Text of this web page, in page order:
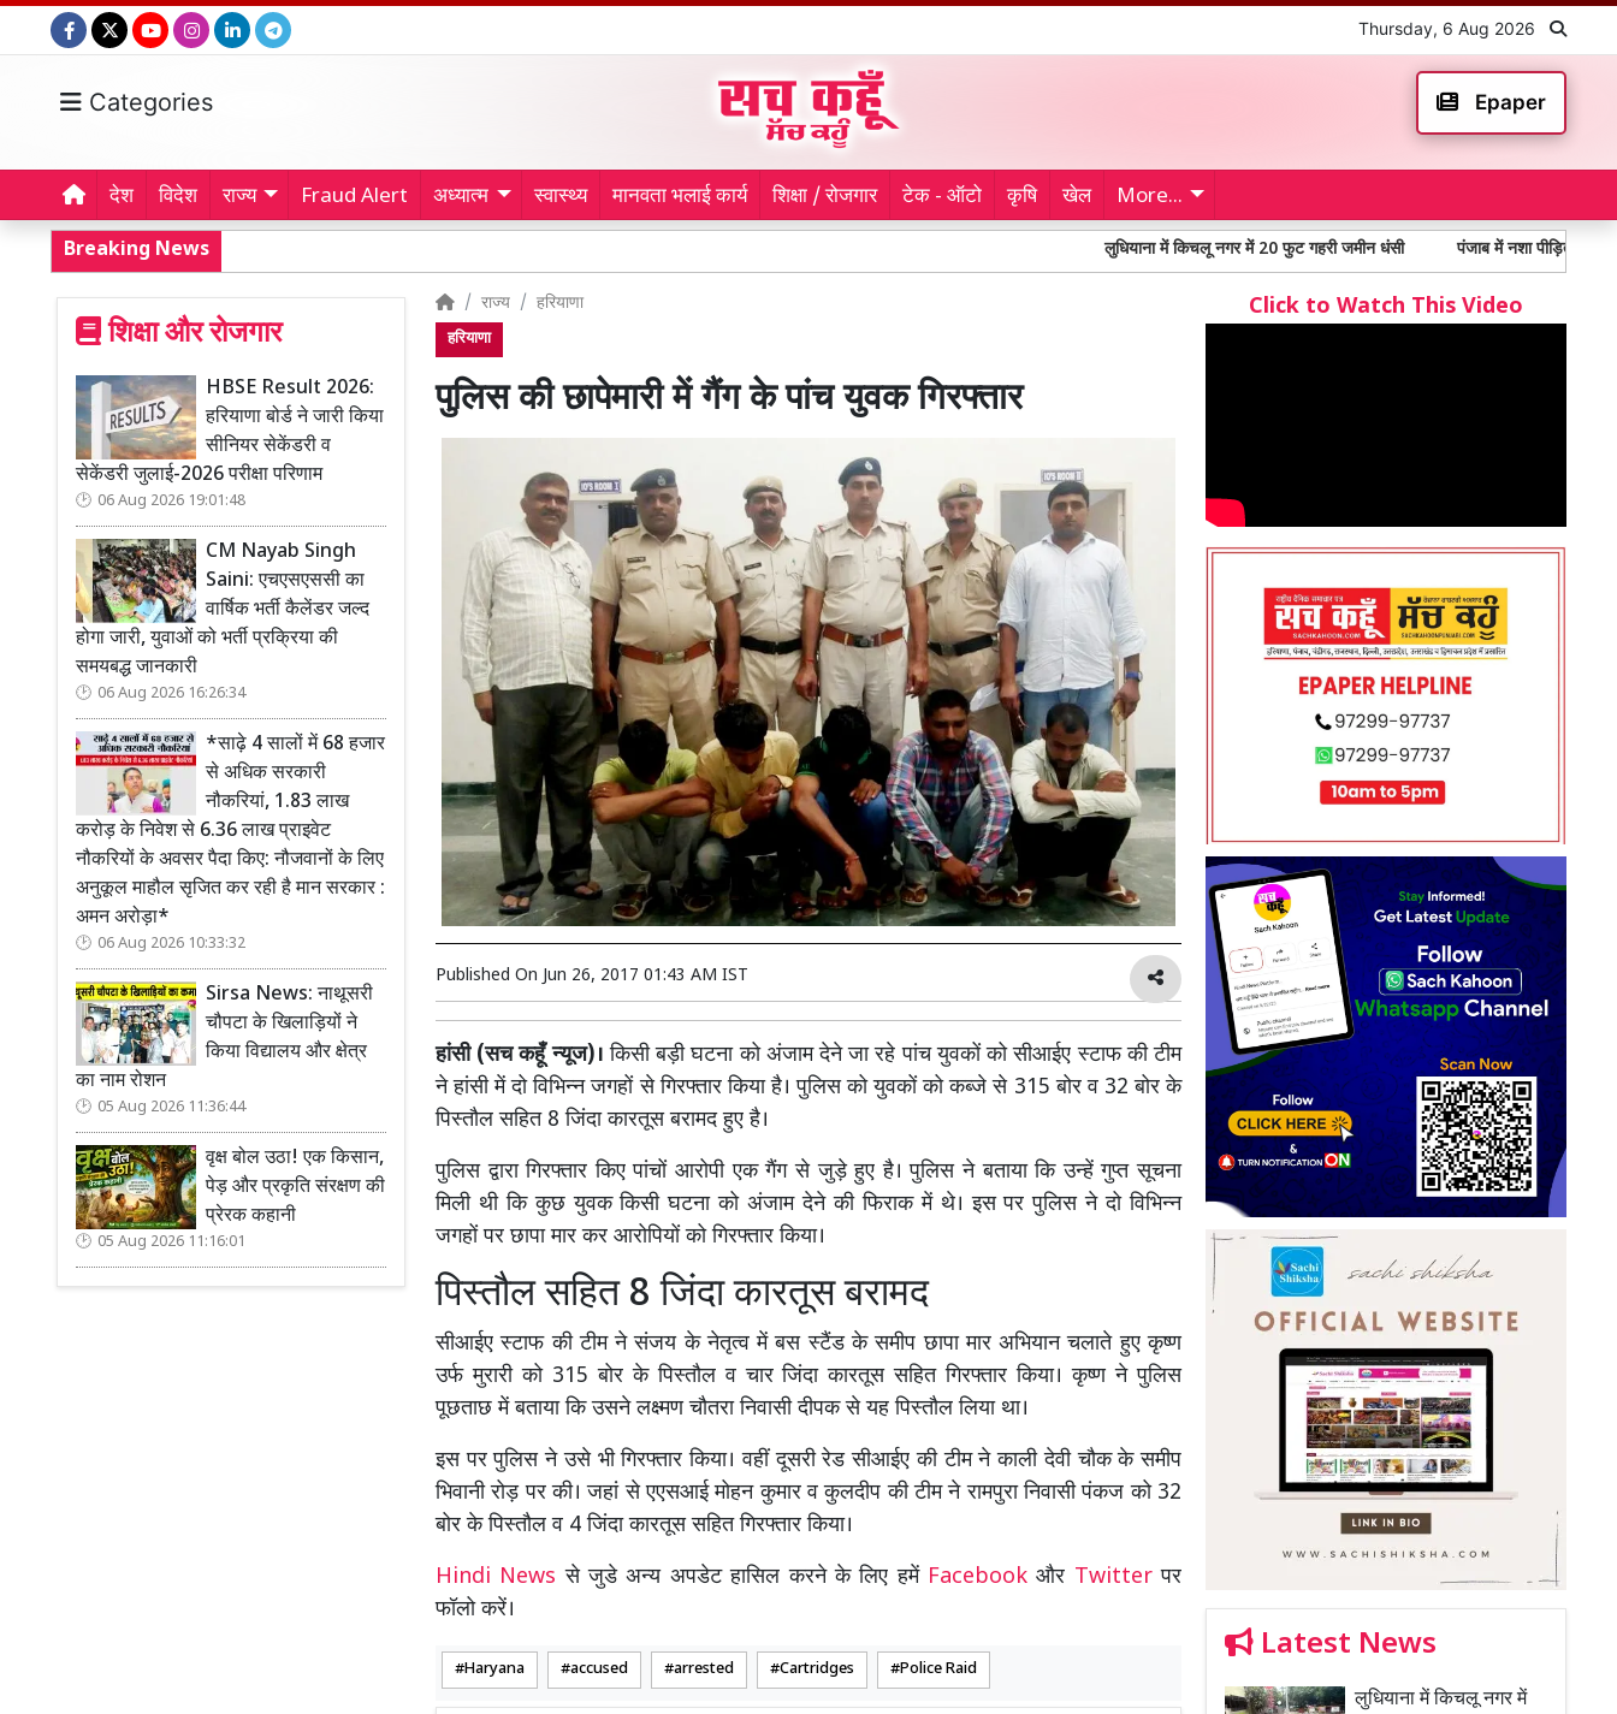
Thursday, 6 Aug 2026
Categories Epaper
देश विदेश राज्य Fraud Alert अध्यात्म स्वास्थ्य मानवता भलाई कार्य शिक्षा / रोजगार टेक - ऑटो कृषि खेल More...
Breaking News लुधियाना में किचलू नगर में 20 फुट गहरी जमीन धंसी पंजाब में नशा पीड़ितों में 65% से अधिक
शिक्षा और रोजगार
HBSE Result 2026:
हरियाणा बोर्ड ने जारी किया
सीनियर सेकेंडरी व
सेकेंडरी जुलाई-2026 परीक्षा परिणाम
06 Aug 2026 19:01:48
CM Nayab Singh
Saini: एचएसएससी का
वार्षिक भर्ती कैलेंडर जल्द
होगा जारी, युवाओं को भर्ती प्रक्रिया की
समयबद्ध जानकारी
06 Aug 2026 16:26:34
*साढ़े 4 सालों में 68 हजार
से अधिक सरकारी
नौकरियां, 1.83 लाख
करोड़ के निवेश से 6.36 लाख प्राइवेट
नौकरियों के अवसर पैदा किए: नौजवानों के लिए
अनुकूल माहौल सृजित कर रही है मान सरकार :
अमन अरोड़ा*
06 Aug 2026 10:33:32
Sirsa News: नाथूसरी
चौपटा के खिलाड़ियों ने
किया विद्यालय और क्षेत्र
का नाम रोशन
05 Aug 2026 11:36:44
वृक्ष बोल उठा! एक किसान,
पेड़ और प्रकृति संरक्षण की
प्रेरक कहानी
05 Aug 2026 11:16:01
राज्य हरियाणा
हरियाणा
पुलिस की छापेमारी में गैंग के पांच युवक गिरफ्तार
Published On Jun 26, 2017 01:43 AM IST
हांसी (सच कहूँ न्यूज)। किसी बड़ी घटना को अंजाम देने जा रहे पांच युवकों को सीआईए स्टाफ की टीम
ने हांसी में दो विभिन्न जगहों से गिरफ्तार किया है। पुलिस को युवकों को कब्जे से 315 बोर व 32 बोर के
पिस्तौल सहित 8 जिंदा कारतूस बरामद हुए है।
पुलिस द्वारा गिरफ्तार किए पांचों आरोपी एक गैंग से जुड़े हुए है। पुलिस ने बताया कि उन्हें गुप्त सूचना
मिली थी कि कुछ युवक किसी घटना को अंजाम देने की फिराक में थे। इस पर पुलिस ने दो विभिन्न
जगहों पर छापा मार कर आरोपियों को गिरफ्तार किया।
पिस्तौल सहित 8 जिंदा कारतूस बरामद
सीआईए स्टाफ की टीम ने संजय के नेतृत्व में बस स्टैंड के समीप छापा मार अभियान चलाते हुए कृष्ण
उर्फ मुरारी को 315 बोर के पिस्तौल व चार जिंदा कारतूस सहित गिरफ्तार किया। कृष्ण ने पुलिस
पूछताछ में बताया कि उसने लक्ष्मण चौतरा निवासी दीपक से यह पिस्तौल लिया था।
इस पर पुलिस ने उसे भी गिरफ्तार किया। वहीं दूसरी रेड सीआईए की टीम ने काली देवी चौक के समीप
भिवानी रोड़ पर की। जहां से एएसआई मोहन कुमार व कुलदीप की टीम ने रामपुरा निवासी पंकज को 32
बोर के पिस्तौल व 4 जिंदा कारतूस सहित गिरफ्तार किया।
Hindi Newsसे जुडे अन्य अपडेट हासिल करने के लिए हमें Facebookऔर Twitterपर
फॉलो करें।
Haryana accused arrested Cartridges Police Raid
Click to Watch This Video
Latest News
लुधियाना में किचलू नगर में